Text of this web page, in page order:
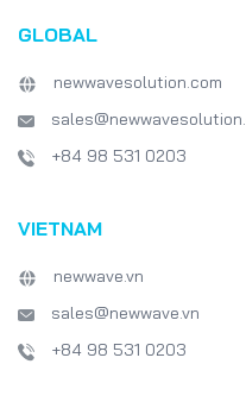
GLOBAL
newwavesolution.com
+84 98 531 0203
VIETNAM
newwave.vn
sales@newwave.vn
+84 98 531 0203